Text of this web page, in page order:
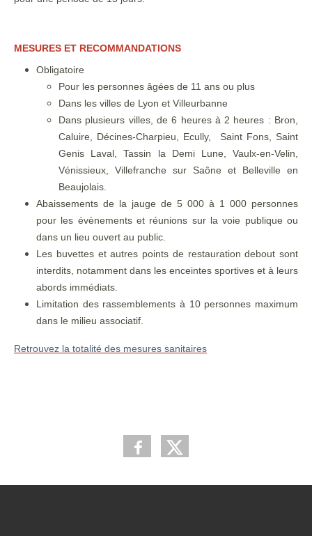
MESURES ET RECOMMANDATIONS
Obligatoire
Pour les personnes âgées de 11 ans ou plus
Dans les villes de Lyon et Villeurbanne
Dans plusieurs villes, de 6 heures à 2 heures : Bron,
Caluire, Décines-Charpieu, Ecully, Saint Fons, Saint
Genis Laval, Tassin la Demi Lune, Vaulx-en-Velin,
Vénissieux, Villefranche sur Saône et Belleville en
Beaujolais.
Abaissements de la jauge de 5 000 à 1 000 personnes
pour les évènements et réunions sur la voie publique ou
dans un lieu ouvert au public.
Les buvettes et autres points de restauration debout sont
interdits, notamment dans les enceintes sportives et à leurs
abords immédiats.
Limitation des rassemblements à 10 personnes maximum
dans le milieu associatif.
Retrouvez la totalité des mesures sanitaires